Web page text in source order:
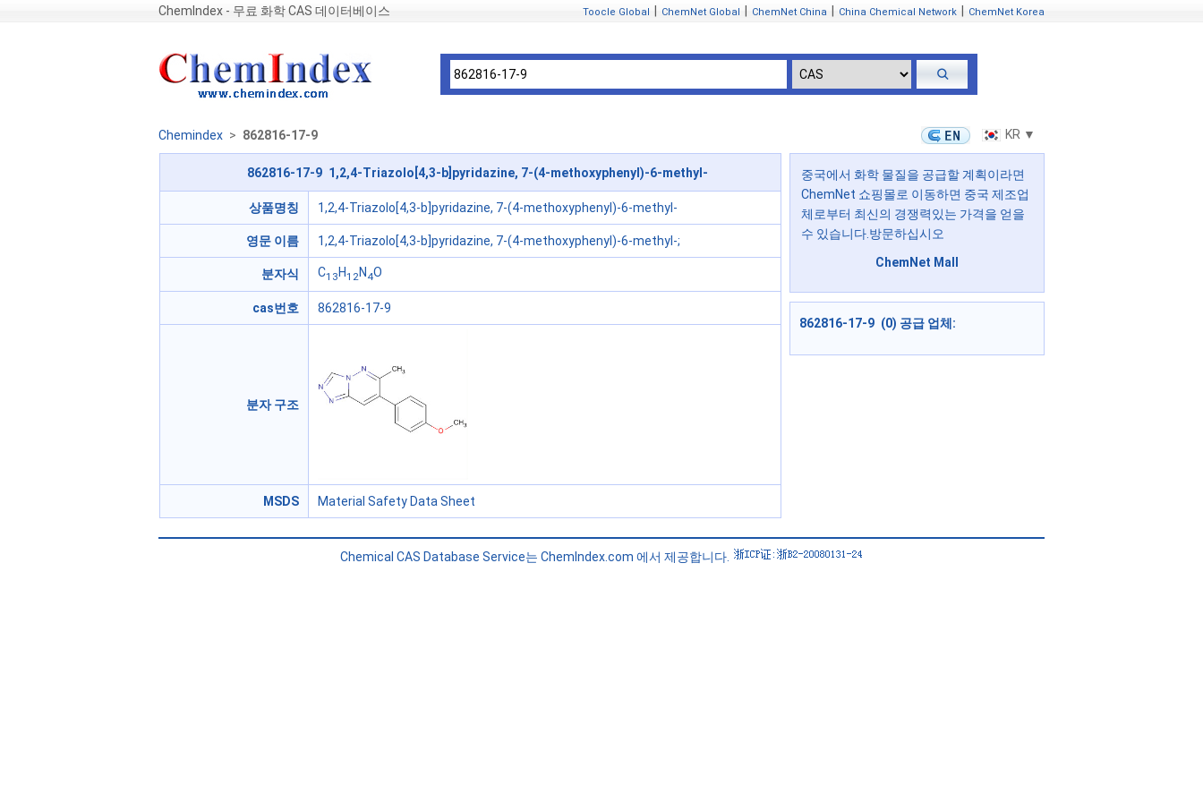
ChemIndex - 무료 화학 CAS 데이터베이스 Toocle Global ChemNet Global ChemNet China China Chemical Network ChemNet Korea
Chemindex > 862816-17-9 KR ▼
862816-17-9 1,2,4-Triazolo[4,3-b]pyridazine, 7-(4-methoxyphenyl)-6-methyl-
상품명칭 1,2,4-Triazolo[4,3-b]pyridazine, 7-(4-methoxyphenyl)-6-methyl-
영문 이름 1,2,4-Triazolo[4,3-b]pyridazine, 7-(4-methoxyphenyl)-6-methyl-;
분자식 C13 H12N 4O
cas번호 862816-17-9
분자 구조
MSDS Material Safety Data Sheet
중국에서 화학 물질을 공급할 계획이라면
ChemNet 쇼핑몰로 이동하면 중국 제조업
체로부터 최신의 경쟁력있는 가격을 얻을
수 있습니다.방문하십시오
ChemNet Mall
862816-17-9 (0) 공급 업체:
Chemical CAS Database Service는 ChemIndex.com 에서 제공합니다.